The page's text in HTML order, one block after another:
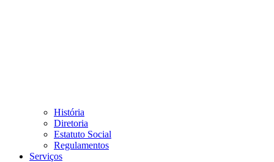
História
Diretoria
Estatuto Social
Regulamentos
Serviços